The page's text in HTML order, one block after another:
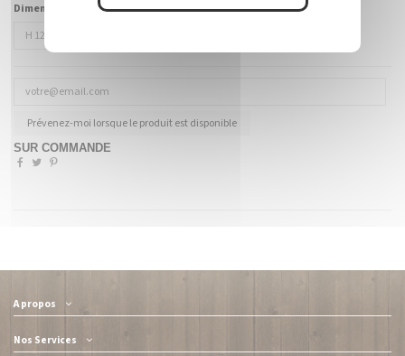
Dimensions :
Prévenez-moi lorsque le produit est disponible
SUR COMMANDE
A propos
Nos Services